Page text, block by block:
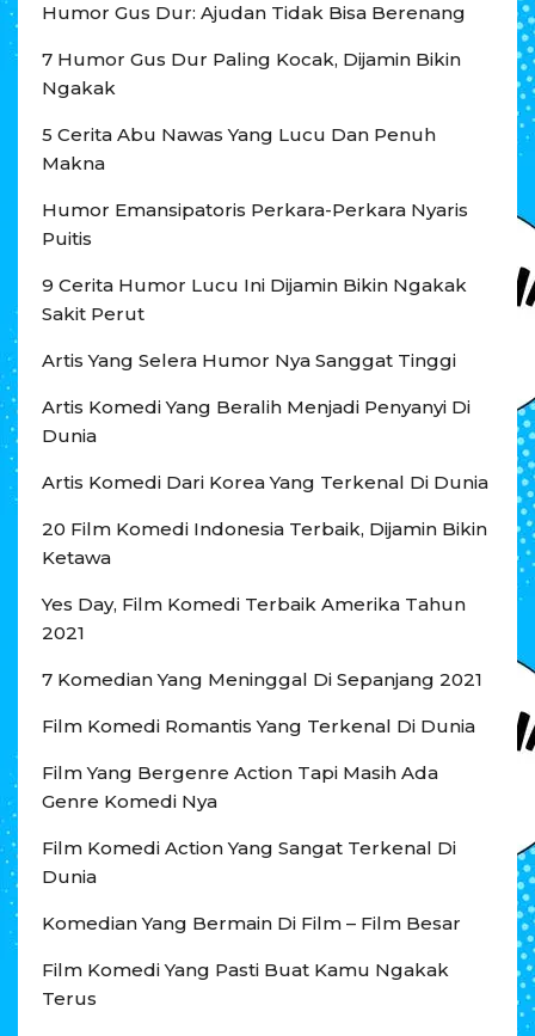
Humor Gus Dur: Ajudan Tidak Bisa Berenang
7 Humor Gus Dur Paling Kocak, Dijamin Bikin
Ngakak
5 Cerita Abu Nawas Yang Lucu Dan Penuh
Makna
Humor Emansipatoris Perkara-Perkara Nyaris
Puitis
9 Cerita Humor Lucu Ini Dijamin Bikin Ngakak
Sakit Perut
Artis Yang Selera Humor Nya Sanggat Tinggi
Artis Komedi Yang Beralih Menjadi Penyanyi Di
Dunia
Artis Komedi Dari Korea Yang Terkenal Di Dunia
20 Film Komedi Indonesia Terbaik, Dijamin Bikin
Ketawa
Yes Day, Film Komedi Terbaik Amerika Tahun
2021
7 Komedian Yang Meninggal Di Sepanjang 2021
Film Komedi Romantis Yang Terkenal Di Dunia
Film Yang Bergenre Action Tapi Masih Ada
Genre Komedi Nya
Film Komedi Action Yang Sangat Terkenal Di
Dunia
Komedian Yang Bermain Di Film – Film Besar
Film Komedi Yang Pasti Buat Kamu Ngakak
Terus